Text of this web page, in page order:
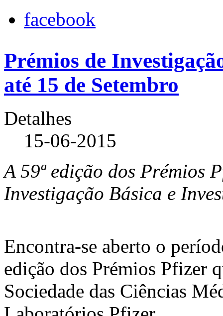
facebook
Prémios de
até 15 de Setembro
Detalhes
15-06-2015
A 59ª edição dos Prémios
Investigação Básica e
Encontra-se aberto o
edição dos Prémios Pfizer
Sociedade das Ciências